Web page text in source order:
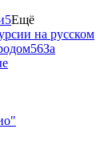
5Ещё
на русском
56За